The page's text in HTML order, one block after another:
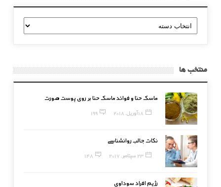
دسته
بندی
منتخب ها
ماسک حنا و فوائد ماسک حنا بر روی پوست صورت
18 آوریل, 2018 199
نکات جالب روانشناسی
23 سپتامبر, 2017 148
رژیم افراد سوداوی